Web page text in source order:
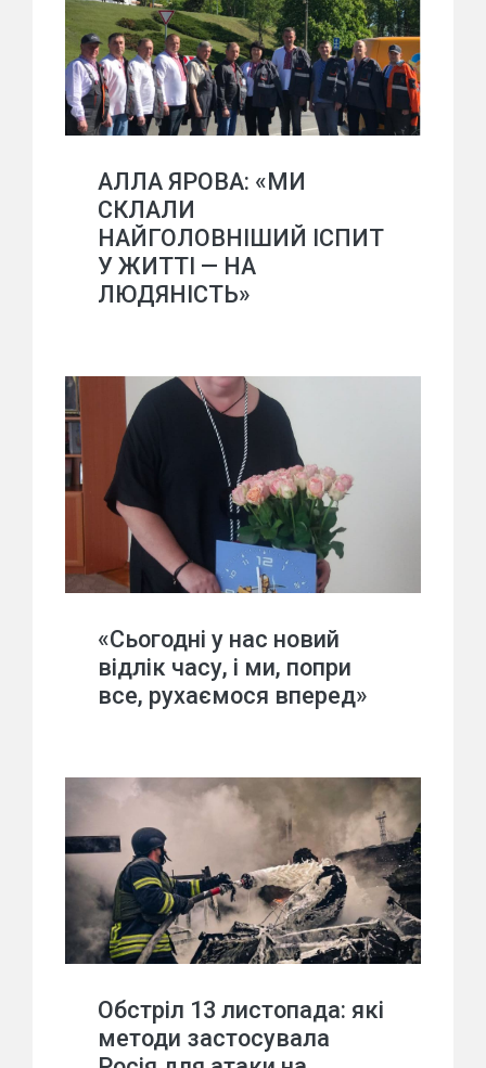
АЛЛА ЯРОВА: «МИ
СКЛАЛИ
НАЙГОЛОВНІШИЙ ІСПИТ
У ЖИТТІ — НА
ЛЮДЯНІСТЬ»
«Сьогодні у нас новий
відлік часу, і ми, попри
все, рухаємося вперед»
Обстріл 13 листопада: які
методи застосувала